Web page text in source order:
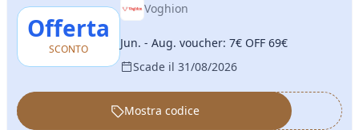
Offerta
SCONTO
Voghion
Jun. - Aug. voucher: 7€ OFF 69€
Scade il 31/08/2026
••••••
Mostra codice